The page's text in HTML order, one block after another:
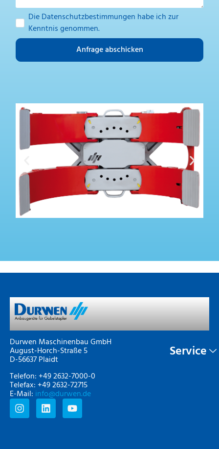
DieDatenschutzbestimmungen habe ich zur
Kenntnis genommen.
Anfrage abschicken
Durwen Maschinenbau GmbH
August-Horch-Straße 5
D-56637 Plaidt
Telefon: +49 2632-7000-0
Telefax: +49 2632-72715
E-Mail: info@durwen.de
Service